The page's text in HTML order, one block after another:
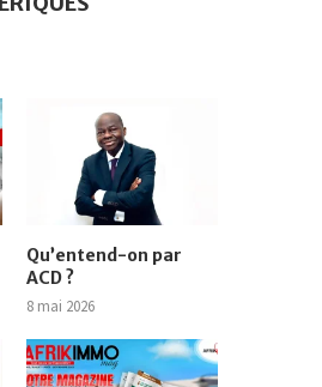
Qu’entend-on par
ACD ?
8 mai 2026